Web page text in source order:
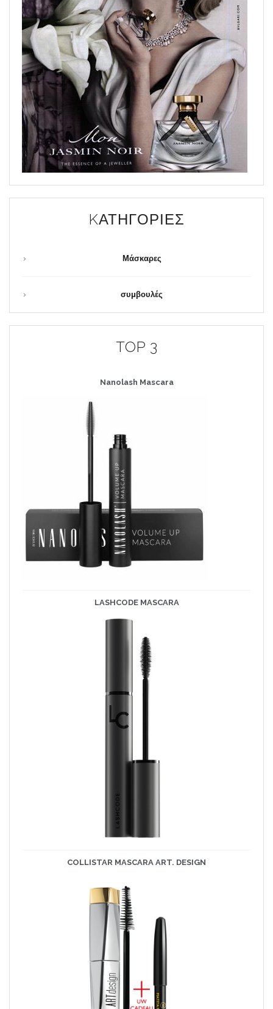
KΑΤΗΓΟΡΊΕΣ
Μάσκαρες
συμβουλές
TOP 3
Nanolash Mascara
LASHCODEMASCARA
COLLISTAR MASCARA ART. DESIGN